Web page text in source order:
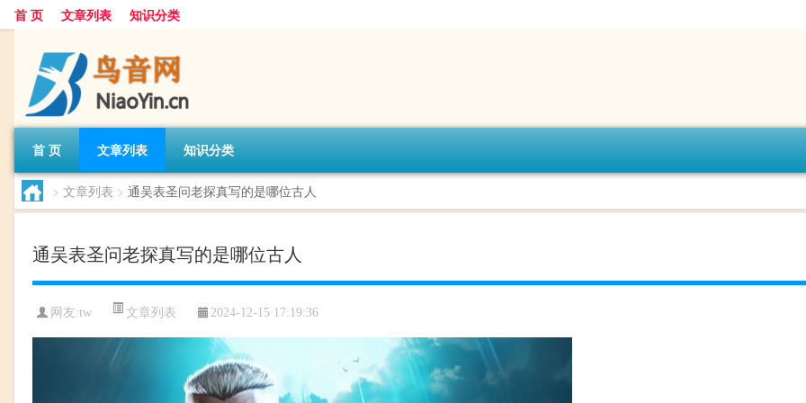
首 页 文章列表 知识分类
首 页 文章列表 知识分类
> 文章列表 > 通吴表圣问老探真写的是哪位古人
通吴表圣问老探真写的是哪位古人
网友:tw 文章列表 2024-12-15 17:19:36